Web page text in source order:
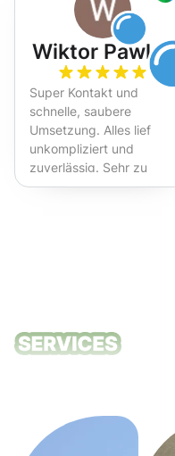
Wiktor Pawlak
Super Kontakt und
schnelle, saubere
Umsetzung. Alles lief
unkompliziert und
zuverlässig. Sehr zu
empfehlen!